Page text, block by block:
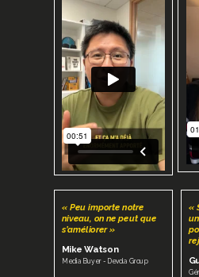
«
« Peu importe notre
niveau, on ne peut que
s’améliorer »
Mike Watson
Media Buyer - Devola Group